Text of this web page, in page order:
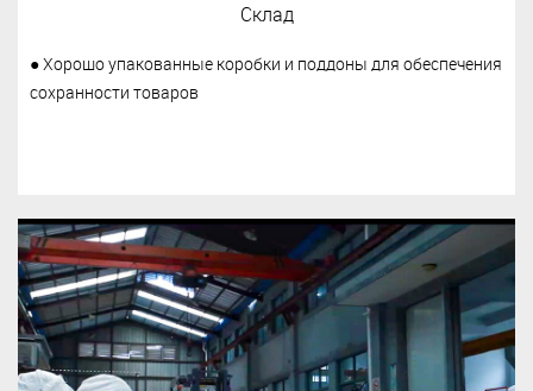
Склад
● Хорошо упакованные коробки и поддоны для обеспечения
сохранности товаров